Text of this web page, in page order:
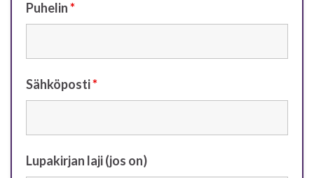
Puhelin*
Sähköposti*
Lupakirjan laji (jos on)